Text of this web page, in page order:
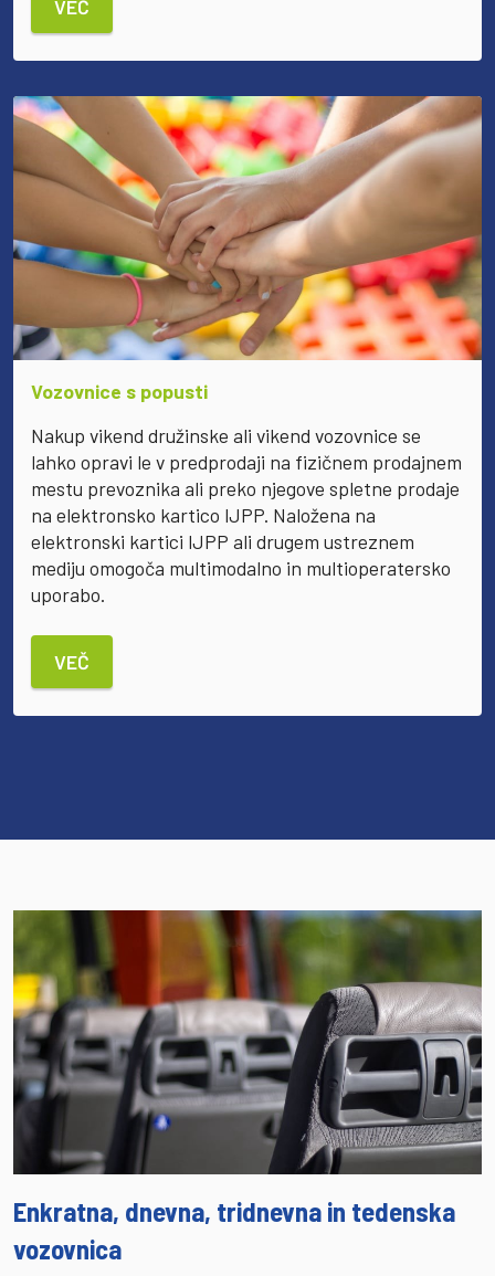
VEČ
Vozovnice s popusti
Nakup vikend družinske ali vikend vozovnice se
lahko opravi le v predprodaji na fizičnem prodajnem
mestu prevoznika ali preko njegove spletne prodaje
na elektronsko kartico IJPP. Naložena na
elektronski kartici IJPP ali drugem ustreznem
mediju omogoča multimodalno in multioperatersko
uporabo.
VEČ
Enkratna, dnevna, tridnevna in tedenska
vozovnica